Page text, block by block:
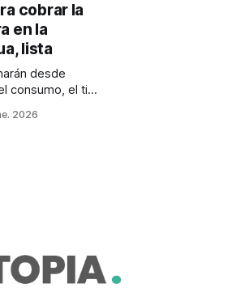
cobrar la
en la
lista
desde
consumo, el tipo
la que rigió
2026